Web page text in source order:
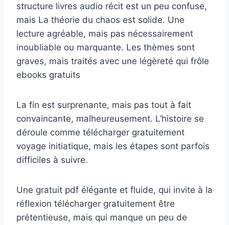
structure livres audio récit est un peu confuse,
mais La théorie du chaos est solide. Une
lecture agréable, mais pas nécessairement
inoubliable ou marquante. Les thèmes sont
graves, mais traités avec une légèreté qui frôle
ebooks gratuits
La fin est surprenante, mais pas tout à fait
convaincante, malheureusement. L’histoire se
déroule comme télécharger gratuitement
voyage initiatique, mais les étapes sont parfois
difficiles à suivre.
Une gratuit pdf élégante et fluide, qui invite à la
réflexion télécharger gratuitement être
prétentieuse, mais qui manque un peu de